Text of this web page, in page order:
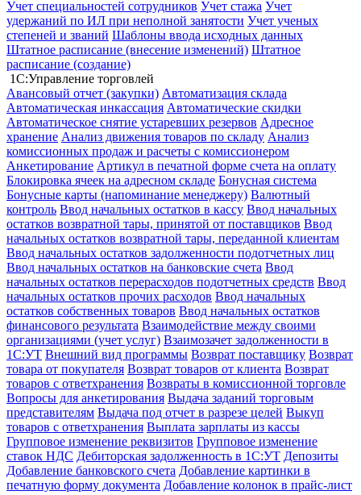
Учет специальностей сотрудников Учет стажа Учет
удержаний по ИЛ при неполной занятости Учет ученых
степеней и званий Шаблоны ввода исходных данных
Штатное расписание (внесение изменений) Штатное
расписание (создание)
1С:Управление торговлей
Авансовый отчет (закупки) Автоматизация склада
Автоматическая инкассация Автоматические скидки
Автоматическое снятие устаревших резервов Адресное
хранение Анализ движения товаров по складу Анализ
комиссионных продаж и расчеты с комиссионером
Анкетирование Артикул в печатной форме счета на оплату
Блокировка ячеек на адресном складе Бонусная система
Бонусные карты (напоминание менеджеру) Валютный
контроль Ввод начальных остатков в кассу Ввод начальных
остатков возвратной тары, принятой от поставщиков Ввод
начальных остатков возвратной тары, переданной клиентам
Ввод начальных остатков задолженности подотчетных лиц
Ввод начальных остатков на банковские счета Ввод
начальных остатков перерасходов подотчетных средств Ввод
начальных остатков прочих расходов Ввод начальных
остатков собственных товаров Ввод начальных остатков
финансового результата Взаимодействие между своими
организациями (учет услуг) Взаимозачет задолженности в
1С:УТ Внешний вид программы Возврат поставщику Возврат
товара от покупателя Возврат товаров от клиента Возврат
товаров с ответхранения Возвраты в комиссионной торговле
Вопросы для анкетирования Выдача заданий торговым
представителям Выдача под отчет в разрезе целей Выкуп
товаров с ответхранения Выплата зарплаты из кассы
Групповое изменение реквизитов Групповое изменение
ставок НДС Дебиторская задолженность в 1С:УТ Депозиты
Добавление банковского счета Добавление картинки в
печатную форму документа Добавление колонок в прайс-лист